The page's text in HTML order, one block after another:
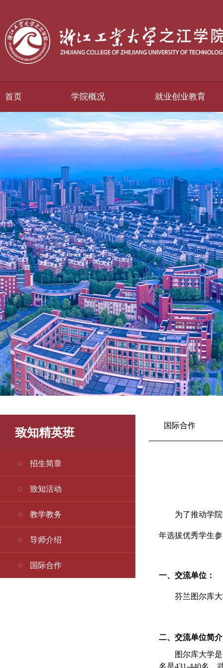
首页 学院概况 就业创业教育
致知精英班
招生简章
致知活动
教学教务
导师介绍
国际合作
国际合作
为了推动学
年选拔优秀学生
一、交流单位：
芬兰图尔库
二、交流单位简
图尔库大学
名是431-440名、